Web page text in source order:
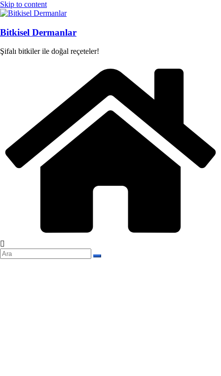
Skip to content
Bitkisel Dermanlar
Şifalı bitkiler ile doğal reçeteler!